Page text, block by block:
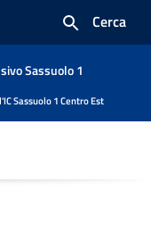
Cerca
Sassuolo 1
Sassuolo 1 Centro Est